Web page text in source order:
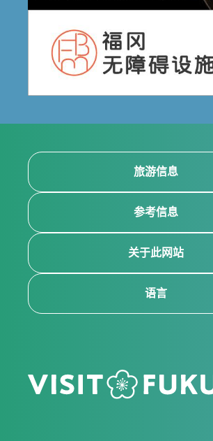
旅游信息
参考信息
关于此网站
语言